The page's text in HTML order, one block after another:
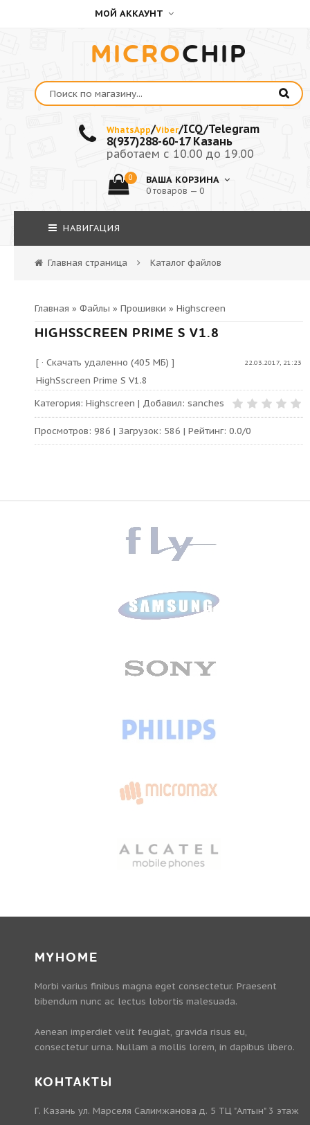
МОЙ АККАУНТ
MICROCHIP
WhatsApp/Viber/ICQ/Telegram
8(937)288-60-17 Казань
работаем с 10.00 до 19.00
0 ВАША КОРЗИНА
0 товаров — 0
НАВИГАЦИЯ
Главная страница Каталог файлов
Главная » Файлы » Прошивки » Highscreen
HIGHSSCREEN PRIME S V1.8
[ · Скачать удаленно (405 МБ) ] 22.03.2017, 21:23
HighSscreen Prime S V1.8
Категория: Highscreen | Добавил: sanches
Просмотров: 986 | Загрузок: 586 | Рейтинг: 0.0/0
MYHOME
Morbi varius finibus magna eget consectetur. Praesent
bibendum nunc ac lectus lobortis malesuada.
Aenean imperdiet velit feugiat, gravida risus eu,
consectetur urna. Nullam a mollis lorem, in dapibus libero.
КОНТАКТЫ
Г. Казань ул. Марселя Салимжанова д. 5 ТЦ "Алтын" 3 этаж